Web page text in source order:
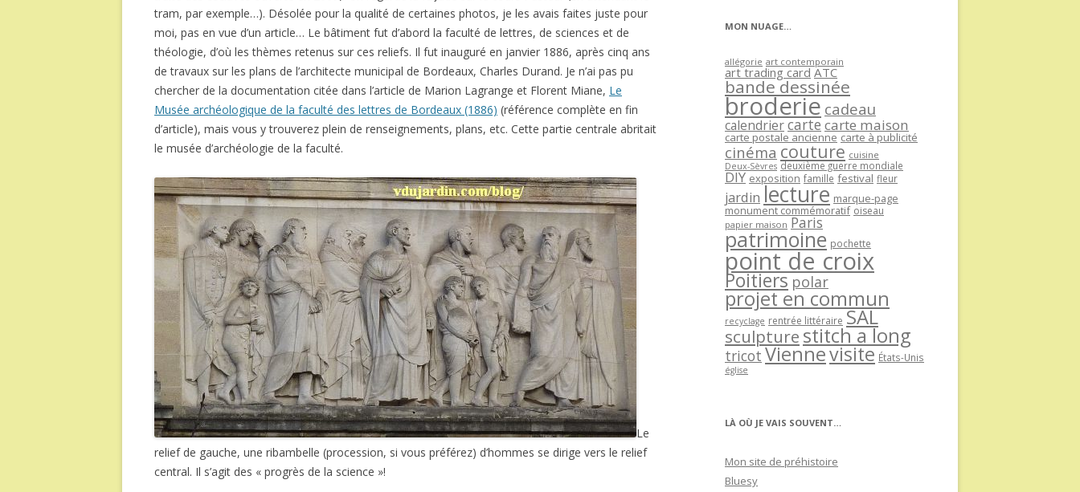
tram, par exemple…). Désolée pour la qualité de certaines photos, je les avais faites juste pour
moi, pas en vue d’un article… Le bâtiment fut d’abord la faculté de lettres, de sciences et de
théologie, d’où les thèmes retenus sur ces reliefs. Il fut inauguré en janvier 1886, après cinq ans
de travaux sur les plans de l’architecte municipal de Bordeaux, Charles Durand. Je n’ai pas pu
chercher de la documentation citée dans l’article de Marion Lagrange et Florent Miane, Le
Musée archéologique de la faculté des lettres de Bordeaux (1886) (référence complète en fin
d’article), mais vous y trouverez plein de renseignements, plans, etc. Cette partie centrale abritait
le musée d’archéologie de la faculté.
Le
relief de gauche, une ribambelle (procession, si vous préférez) d’hommes se dirige vers le relief
central. Il s’agit des « progrès de la science »!
MON NUAGE…
allégorie art contemporain
art trading card ATC
bande dessinée
broderie cadeau
calendriercartecarte maison
carte postale ancienne carte à publicité
cinéma couture cuisine
Deux-Sèvres deuxième guerre mondiale
DIY exposition famille festival fleur
jardin lecture marque-page
monument commémoratif oiseau
papier maison Paris
patrimoine pochette
point de croix
Poitiers polar
projet en commun
recyclage rentrée littéraire SAL
sculpture stitch a long
tricot Viennevisite États-Unis
église
LÀ OÙ JE VAIS SOUVENT…
Mon site de préhistoire
Bluesy